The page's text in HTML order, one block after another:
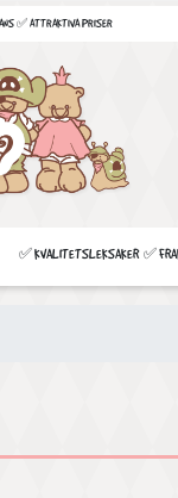
✅ ATTRAKTIVA PRISER
✅ KVALITETSLEKSAKER ✅